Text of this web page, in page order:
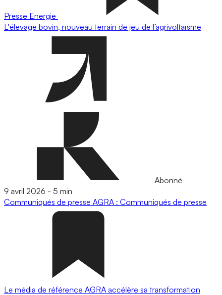
Presse Energie
L'élevage bovin, nouveau terrain de jeu de l’agrivoltaïsme
Abonné
9 avril 2026 - 5 min
Communiqués de presse AGRA : Communiqués de presse
Le média de référence AGRA accélère sa transformation